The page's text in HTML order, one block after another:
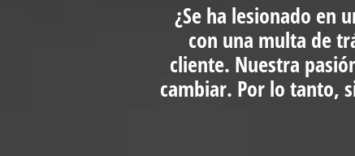
¿Se ha lesionado en
con una multa de
cliente. Nuestra
cambiar. Por lo tanto,